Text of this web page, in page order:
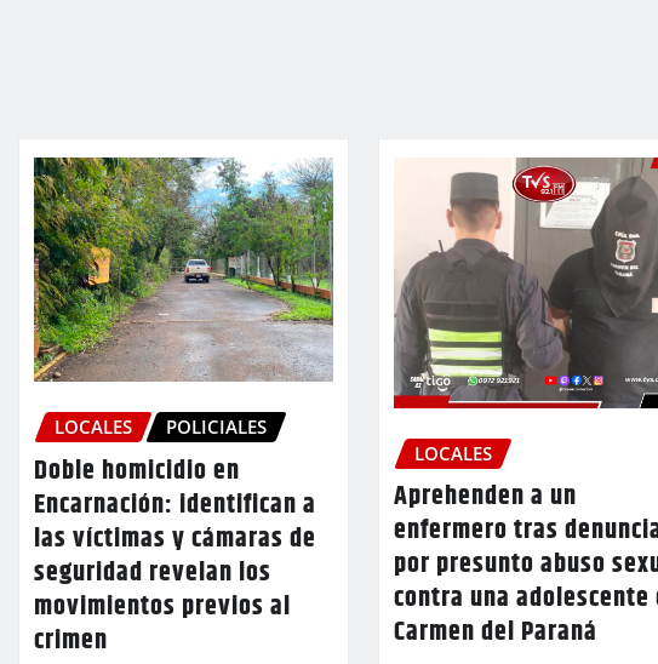
LOCALES POLICIALES
Doble homicidio en
Encarnación: identifican a
las víctimas y cámaras de
seguridad revelan los
movimientos previos al
crimen
LOCALES
Aprehenden a un
enfermero tras
por presunto abuso
contra una adolescente
Carmen del Paraná